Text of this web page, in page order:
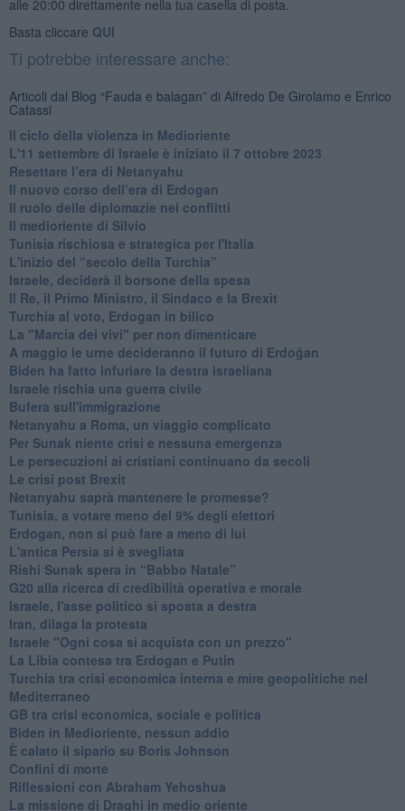
alle 20:00 direttamente nella tua casella di posta.
Basta cliccare QUI
Ti potrebbe interessare anche:
Articoli dal Blog “Fauda e balagan” di Alfredo De Girolamo e Enrico
Catassi
Il ciclo della violenza in Medioriente
L'11 settembre di Israele è iniziato il 7 ottobre 2023
Resettare l’era di Netanyahu
​Il nuovo corso dell’era di Erdogan
Il ruolo delle diplomazie nei conflitti
Il medioriente di Silvio
Tunisia rischiosa e strategica per l'Italia
L'inizio del “secolo della Turchia”
Israele, deciderà il borsone della spesa
Il Re, il Primo Ministro, il Sindaco e la Brexit
Turchia al voto, Erdogan in bilico
La "Marcia dei vivi" per non dimenticare
A maggio le urne decideranno il futuro di Erdoğan
Biden ha fatto infuriare la destra israeliana
Israele rischia una guerra civile
Bufera sull'immigrazione
Netanyahu a Roma, un viaggio complicato
Per Sunak niente crisi e nessuna emergenza
Le persecuzioni ai cristiani continuano da secoli
Le crisi post Brexit
Netanyahu saprà mantenere le promesse?
Tunisia, a votare meno del 9% degli elettori
Erdogan, non si può fare a meno di lui
L'antica Persia si è svegliata
Rishi Sunak spera in “Babbo Natale”
G20 alla ricerca di credibilità operativa e morale
Israele, l'asse politico si sposta a destra
Iran, dilaga la protesta
Israele "Ogni cosa si acquista con un prezzo"
La Libia contesa tra Erdogan e Putin
Turchia tra crisi economica interna e mire geopolitiche nel
Mediterraneo
GB tra crisi economica, sociale e politica
Biden in Medioriente, nessun addio
È calato il sipario su Boris Johnson
Confini di morte
Riflessioni con Abraham Yehoshua
La missione di Draghi in medio oriente